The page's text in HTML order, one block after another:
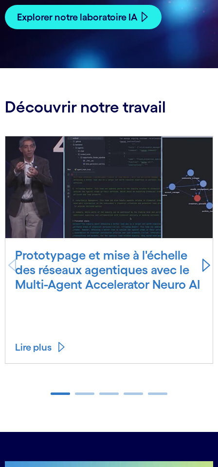
Explorer notre laboratoire IA
Découvrir notre travail
Carousel starts
Prototypage et mise à l'échelle
des réseaux agentiques avec le
Multi-Agent Accelerator Neuro AI
Lire plus